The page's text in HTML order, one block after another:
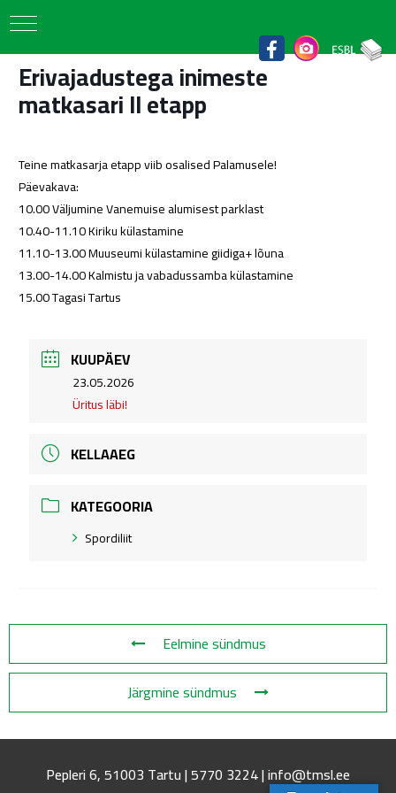
Erivajadustega inimeste
matkasari II etapp
Teine matkasarja etapp viib osalised Palamusele!
Päevakava:
10.00 Väljumine Vanemuise alumisest parklast
10.40-11.10 Kiriku külastamine
11.10-13.00 Muuseumi külastamine giidiga+ lõuna
13.00-14.00 Kalmistu ja vabadussamba külastamine
15.00 Tagasi Tartus
KUUPÄEV
23.05.2026
Üritus läbi!
KELLAAEG
KATEGOORIA
Spordiliit
Eelmine sündmus
Järgmine sündmus
Pepleri 6, 51003 Tartu | 5770 3224 | info@tmsl.ee